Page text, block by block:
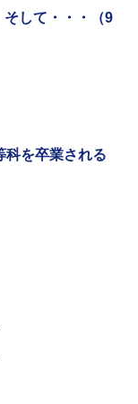
そして・・・（9
科を卒業される